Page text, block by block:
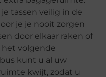
tassen veilig in de
je je nooit zorgen
door elkaar raken of
het volgende
kunt u al uw
kwijt, zodat u